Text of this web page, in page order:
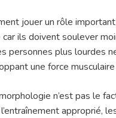
jouer un rôle
ils doivent soulever
personnes plus lourdes
une force
n’est pas le
approprié,